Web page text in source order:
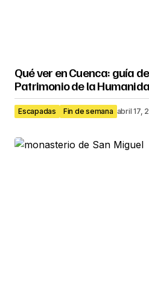
Qué ver en Cuenca: guía
Patrimonio de la
Escapadas Fin de semana abril 17,